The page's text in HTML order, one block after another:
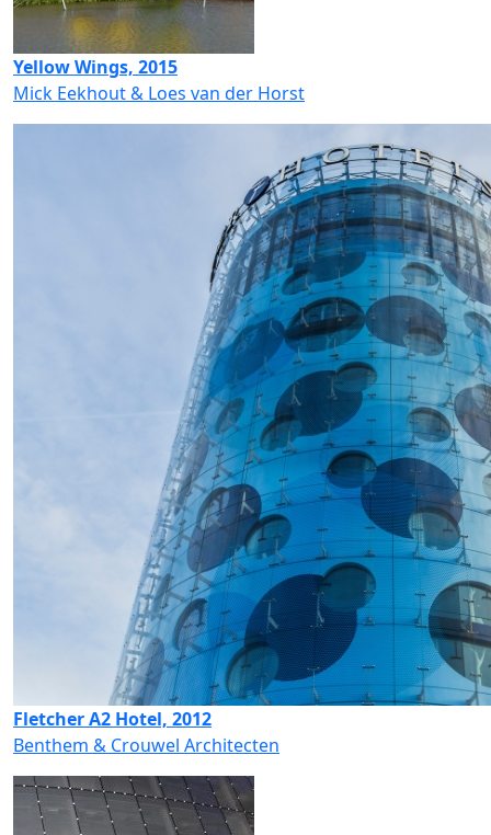
Yellow Wings, 2015
Mick Eekhout & Loes van der Horst
Fletcher A2 Hotel, 2012
Benthem & Crouwel Architecten